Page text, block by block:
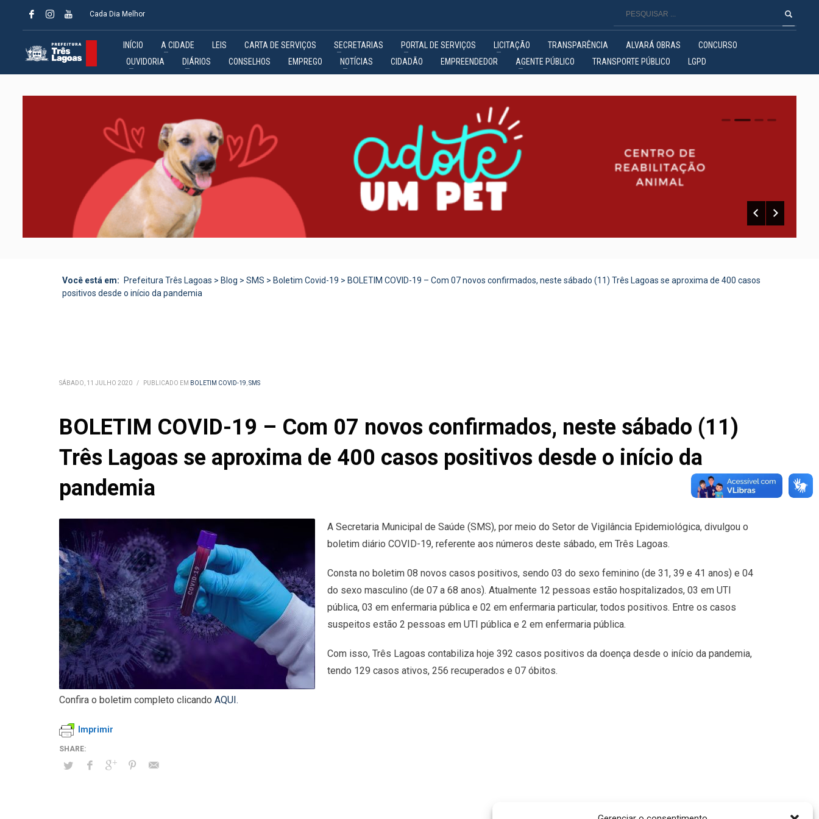
Cada Dia Melhor
INÍCIO A CIDADE LEIS CARTA DE SERVIÇOS SECRETARIAS PORTAL DE SERVIÇOS LICITAÇÃO TRANSPARÊNCIA ALVARÁ OBRAS
CONCURSO
OUVIDORIA
DIÁRIOS CONSELHOS EMPREGO NOTÍCIAS CIDADÃO EMPREENDEDOR AGENTE PÚBLICO TRANSPORTE PÚBLICO LGPD
0 1 2
Você está em: Prefeitura Três Lagoas > Blog > SMS > Boletim Covid-19 > BOLETIM COVID-19 – Com 07 novos confirmados, neste sábado (11) Três Lagoas se aproxima de 400 casos
positivos desde o início da pandemia
SÁBADO, 11 JULHO 2020 / PUBLICADO EM BOLETIM COVID-19,SMS
BOLETIM COVID-19 – Com 07 novos confirmados, neste sábado (11)
Três Lagoas se aproxima de 400 casos positivos desde o início da
pandemia
A Secretaria Municipal de Saúde (SMS), por meio do Setor de Vigilância Epidemiológica, divulgou o
boletim diário COVID-19, referente aos números deste sábado, em Três Lagoas.
Consta no boletim 08 novos casos positivos, sendo 03 do sexo feminino (de 31, 39 e 41 anos) e 04
do sexo masculino (de 07 a 68 anos). Atualmente 12 pessoas estão hospitalizados, 03 em UTI
pública, 03 em enfermaria pública e 02 em enfermaria particular, todos positivos. Entre os casos
suspeitos estão 2 pessoas em UTI pública e 2 em enfermaria pública.
Com isso, Três Lagoas contabiliza hoje 392 casos positivos da doença desde o início da pandemia,
tendo 129 casos ativos, 256 recuperados e 07 óbitos.
Confira o boletim completo clicando AQUI.
Imprimir